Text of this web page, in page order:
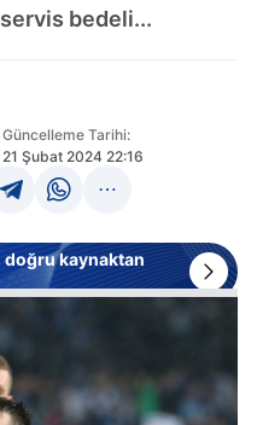
bedeli...
Güncelleme Tarihi:
21 Şubat 2024 22:16
doğru kaynaktan